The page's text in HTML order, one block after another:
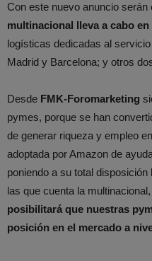
Con este nuevo anuncio serán
multinacional lleva a cabo
logísticas dedicadas al
Madrid y Barcelona; y otros
Desde FMK-Foromarketing
pymes, porque se han
de generar riqueza y empleo
adoptada por Amazon de
poniendo a su total
las que cuenta la
posibilitará que nuestras
posición en el mercado a